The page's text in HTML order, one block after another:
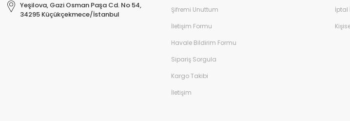
Yeşilova, Gazi Osman Paşa Cd. No 54,
34295 Küçükçekmece/İstanbul
Şifremi Unuttum
İletişim Formu
Havale Bildirim Formu
Sipariş Sorgula
Kargo Takibi
İletişim
İptal